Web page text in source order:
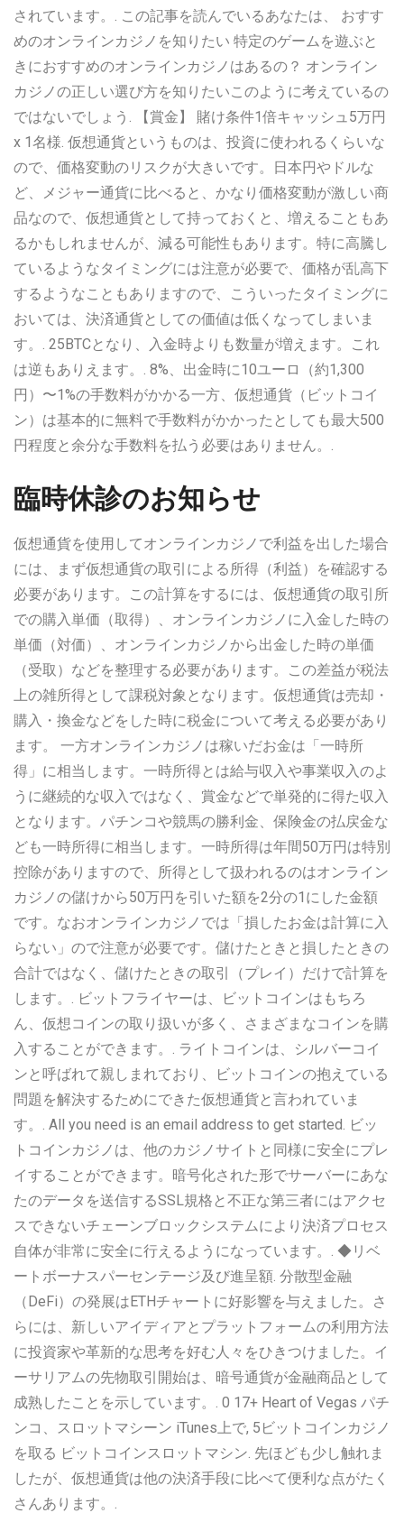
されています。. この記事を読んでいるあなたは、 おすす
めのオンラインカジノを知りたい 特定のゲームを遊ぶと
きにおすすめのオンラインカジノはあるの？ オンライン
カジノの正しい選び方を知りたいこのように考えているの
ではないでしょう. 【賞金】 賭け条件1倍キャッシュ5万円
x 1名様. 仮想通貨というものは、投資に使われるくらいな
ので、価格変動のリスクが大きいです。日本円やドルな
ど、メジャー通貨に比べると、かなり価格変動が激しい商
品なので、仮想通貨として持っておくと、増えることもあ
るかもしれませんが、減る可能性もあります。特に高騰し
ているようなタイミングには注意が必要で、価格が乱高下
するようなこともありますので、こういったタイミングに
おいては、決済通貨としての価値は低くなってしまいま
す。. 25BTCとなり、入金時よりも数量が増えます。これ
は逆もありえます。. 8%、出金時に10ユーロ（約1,300
円）〜1%の手数料がかかる一方、仮想通貨（ビットコイ
ン）は基本的に無料で手数料がかかったとしても最大500
円程度と余分な手数料を払う必要はありません。.
臨時休診のお知らせ
仮想通貨を使用してオンラインカジノで利益を出した場合
には、まず仮想通貨の取引による所得（利益）を確認する
必要があります。この計算をするには、仮想通貨の取引所
での購入単価（取得）、オンラインカジノに入金した時の
単価（対価）、オンラインカジノから出金した時の単価
（受取）などを整理する必要があります。この差益が税法
上の雑所得として課税対象となります。仮想通貨は売却・
購入・換金などをした時に税金について考える必要があり
ます。 一方オンラインカジノは稼いだお金は「一時所
得」に相当します。一時所得とは給与収入や事業収入のよ
うに継続的な収入ではなく、賞金などで単発的に得た収入
となります。パチンコや競馬の勝利金、保険金の払戻金な
ども一時所得に相当します。一時所得は年間50万円は特別
控除がありますので、所得として扱われるのはオンライン
カジノの儲けから50万円を引いた額を2分の1にした金額
です。なおオンラインカジノでは「損したお金は計算に入
らない」ので注意が必要です。儲けたときと損したときの
合計ではなく、儲けたときの取引（プレイ）だけで計算を
します。. ビットフライヤーは、ビットコインはもちろ
ん、仮想コインの取り扱いが多く、さまざまなコインを購
入することができます。. ライトコインは、シルバーコイ
ンと呼ばれて親しまれており、ビットコインの抱えている
問題を解決するためにできた仮想通貨と言われていま
す。. All you need is an email address to get started. ビッ
トコインカジノは、他のカジノサイトと同様に安全にプレ
イすることができます。暗号化された形でサーバーにあな
たのデータを送信するSSL規格と不正な第三者にはアクセ
スできないチェーンブロックシステムにより決済プロセス
自体が非常に安全に行えるようになっています。. ◆リベ
ートボーナスパーセンテージ及び進呈額. 分散型金融
（DeFi）の発展はETHチャートに好影響を与えました。さ
らには、新しいアイディアとプラットフォームの利用方法
に投資家や革新的な思考を好む人々をひきつけました。イ
ーサリアムの先物取引開始は、暗号通貨が金融商品として
成熟したことを示しています。. 0 17+ Heart of Vegas パチ
ンコ、スロットマシーン iTunes上で, 5ビットコインカジノ
を取る ビットコインスロットマシン. 先ほども少し触れま
したが、仮想通貨は他の決済手段に比べて便利な点がたく
さんあります。.